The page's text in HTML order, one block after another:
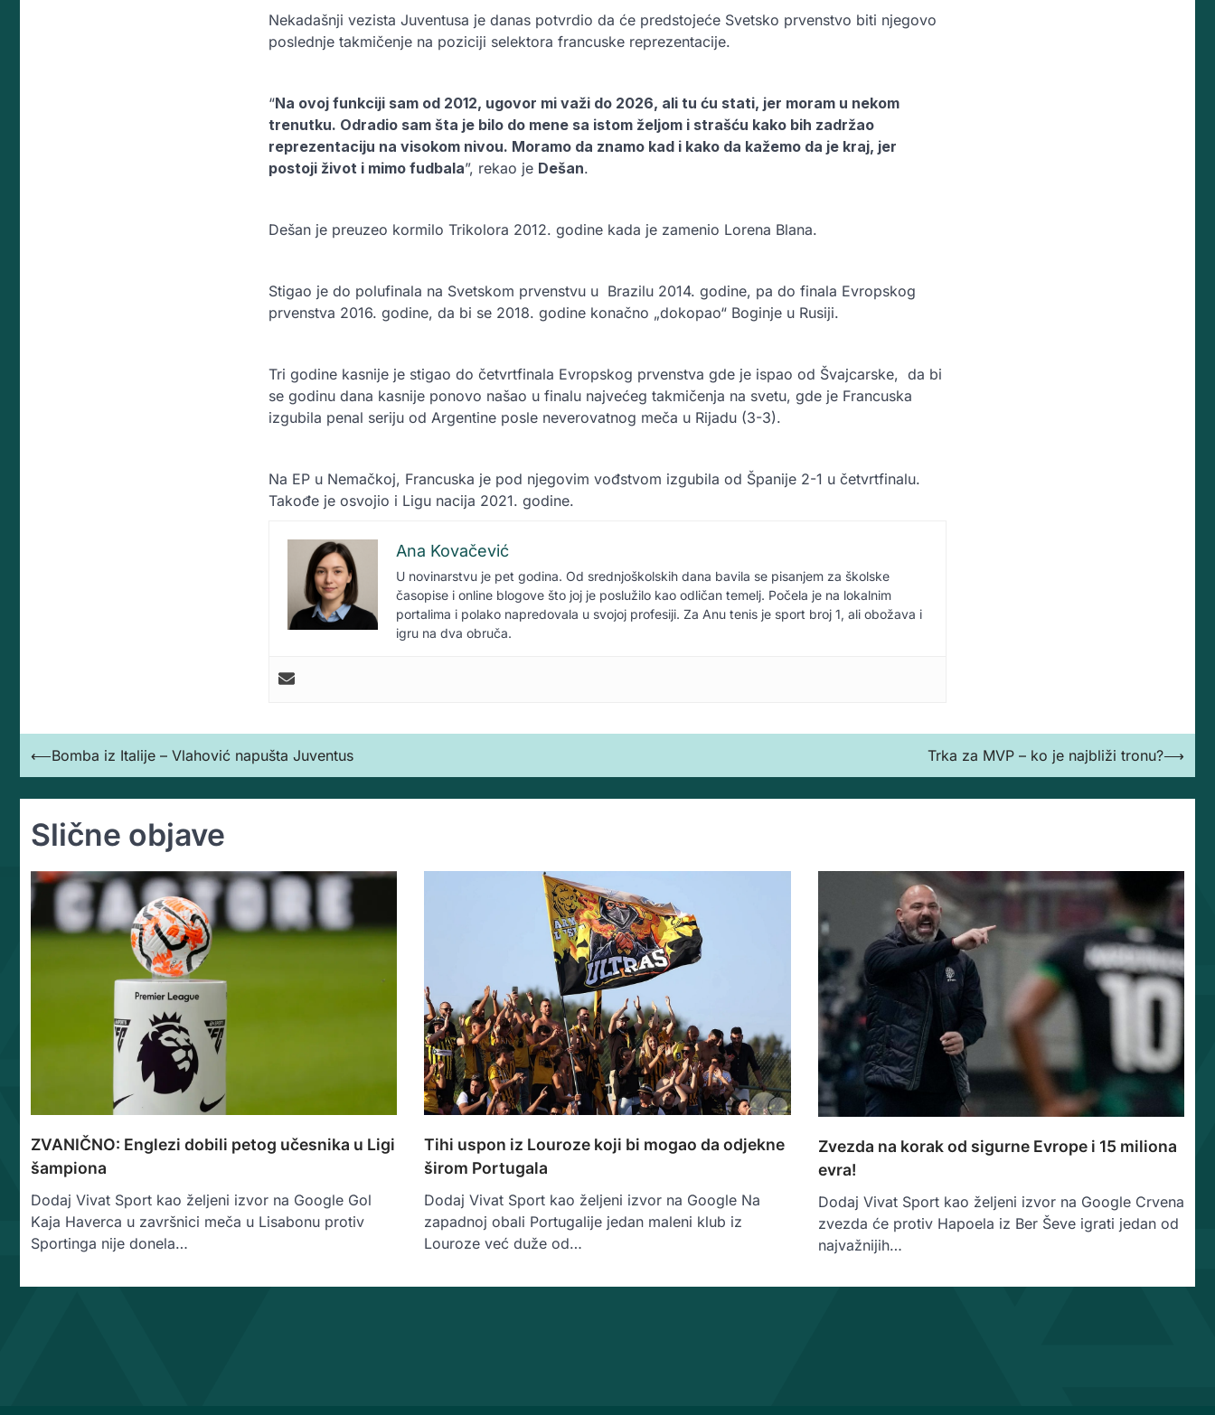
Nekadašnji vezista Juventusa je danas potvrdio da će predstojeće Svetsko prvenstvo biti njegovo
poslednje takmičenje na poziciji selektora francuske reprezentacije.
“Na ovoj funkciji sam od 2012, ugovor mi važi do 2026, ali tu ću stati, jer moram u nekom
trenutku. Odradio sam šta je bilo do mene sa istom željom i strašću kako bih zadržao
reprezentaciju na visokom nivou. Moramo da znamo kad i kako da kažemo da je kraj, jer
postoji život i mimo fudbala”, rekao je Dešan.
Dešan je preuzeo kormilo Trikolora 2012. godine kada je zamenio Lorena Blana.
Stigao je do polufinala na Svetskom prvenstvu u Brazilu 2014. godine, pa do finala Evropskog
prvenstva 2016. godine, da bi se 2018. godine konačno „dokopao“ Boginje u Rusiji.
Tri godine kasnije je stigao do četvrtfinala Evropskog prvenstva gde je ispao od Švajcarske, da bi
se godinu dana kasnije ponovo našao u finalu najvećeg takmičenja na svetu, gde je Francuska
izgubila penal seriju od Argentine posle neverovatnog meča u Rijadu (3-3).
Na EP u Nemačkoj, Francuska je pod njegovim vođstvom izgubila od Španije 2-1 u četvrtfinalu.
Takođe je osvojio i Ligu nacija 2021. godine.
Ana Kovačević
U novinarstvu je pet godina. Od srednjoškolskih dana bavila se pisanjem za školske
časopise i online blogove što joj je poslužilo kao odličan temelj. Počela je na lokalnim
portalima i polako napredovala u svojoj profesiji. Za Anu tenis je sport broj 1, ali obožava i
igru na dva obruča.
Кретање
⟵Bomba iz Italije – Vlahović napušta Juventus Trka za MVP – ko je najbliži tronu?⟶
Slične objave
ZVANIČNO: Englezi dobili petog učesnika u Ligi
šampiona
Dodaj Vivat Sport kao željeni izvor na Google Gol
Kaja Haverca u završnici meča u Lisabonu protiv
Sportinga nije donela…
Tihi uspon iz Louroze koji bi mogao da odjekne
širom Portugala
Dodaj Vivat Sport kao željeni izvor na Google Na
zapadnoj obali Portugalije jedan maleni klub iz
Louroze već duže od…
Zvezda na korak od sigurne Evrope i 15 miliona
evra!
Dodaj Vivat Sport kao željeni izvor na Google Crvena
zvezda će protiv Hapoela iz Ber Ševe igrati jedan od
najvažnijih…